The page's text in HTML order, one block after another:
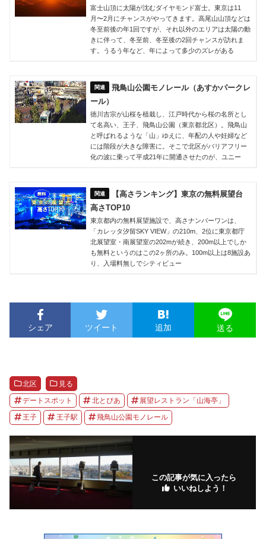
富士山頂に太陽が沈むダイヤモンド富士。東京は11
月〜2月にチャンスがやってきます。高尾山山頂などは
冬至前後の年1回ですが、それ以外のエリアは太陽の動
きに伴って、冬至前、冬至後の2回チャンスが訪れま
す。うるう年など、年によって多少のズレがある
飛鳥山公園モノレール（あすかパークレ
ール）
徳川吉宗が山桜を植栽し、江戸時代から桜の名所とし
て名高い、王子、飛鳥山公園（東京都北区）。飛鳥山
と呼ばれるような「山」ゆえに、年配の人や妊婦など
には階段が大きな障害に。そこで北区がバリアフリー
化の波に乗って平成21年に開通させたのが、ユニー
【高さランキング】東京の無料展望台
高さTOP10
東京都内の無料展望施設で、高さナンバーワンは、
「カレッタ汐留SKY VIEW」の210m、2位に東京都庁
北展望室・南展望室の202mが続き、200m以上でしか
も無料というのはこの2ヶ所のみ。100m以上は8施設あ
り、入場料無しでシティビュー
シェア ツイート 追加 送る
北区 見る
デートスポット 北とぴあ 展望レストラン「山海亭」
王子 王子駅 飛鳥山公園モノレール
この記事が気に入ったら
いいねしよう！